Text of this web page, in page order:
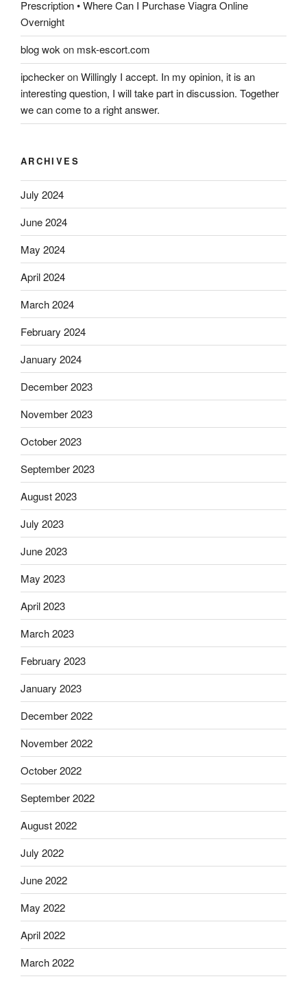
Prescription • Where Can I Purchase Viagra Online
Overnight
blog wokon msk-escort.com
ipcheckeronWillingly I accept. In my opinion, it is an
interesting question, I will take part in discussion. Together
we can come to a right answer.
ARCHIVES
July 2024
June 2024
May 2024
April 2024
March 2024
February 2024
January 2024
December 2023
November 2023
October 2023
September 2023
August 2023
July 2023
June 2023
May 2023
April 2023
March 2023
February 2023
January 2023
December 2022
November 2022
October 2022
September 2022
August 2022
July 2022
June 2022
May 2022
April 2022
March 2022